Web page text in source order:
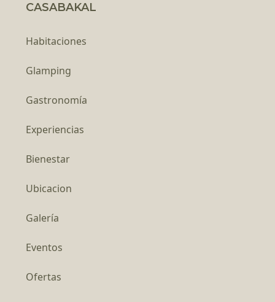
CASABAKAL
Habitaciones
Glamping
Gastronomía
Experiencias
Bienestar
Ubicacion
Galería
Eventos
Ofertas